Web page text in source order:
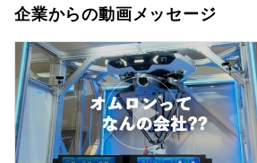
企業からの動画メッセージ